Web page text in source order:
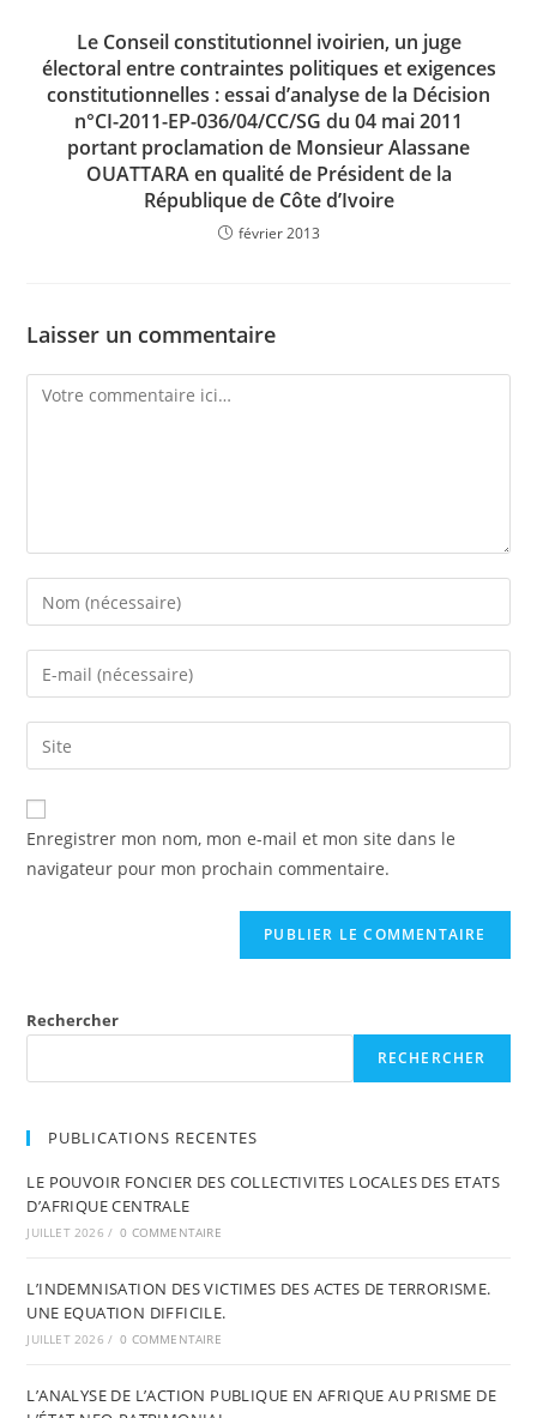
Le Conseil constitutionnel ivoirien, un juge
électoral entre contraintes politiques et exigences
constitutionnelles : essai d’analyse de la Décision
n°CI-2011-EP-036/04/CC/SG du 04 mai 2011
portant proclamation de Monsieur Alassane
OUATTARA en qualité de Président de la
République de Côte d’Ivoire
février 2013
Laisser un commentaire
Enregistrer mon nom, mon e-mail et mon site dans le
navigateur pour mon prochain commentaire.
Rechercher
RECHERCHER
PUBLICATIONS RECENTES
LE POUVOIR FONCIER DES COLLECTIVITES LOCALES DES ETATS
D’AFRIQUE CENTRALE
JUILLET 2026 / 0 COMMENTAIRE
L’INDEMNISATION DES VICTIMES DES ACTES DE TERRORISME.
UNE EQUATION DIFFICILE.
JUILLET 2026 / 0 COMMENTAIRE
L’ANALYSE DE L’ACTION PUBLIQUE EN AFRIQUE AU PRISME DE